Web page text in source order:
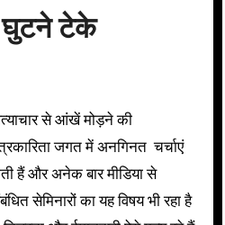
टेके
से आंखें मोड़ने की
जगत में अनगिनत चर्चाएं
हैं और अनेक बार मीडिया से
सेमिनारों का यह विषय भी रहा है